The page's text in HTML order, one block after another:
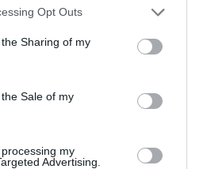
app uses one or more Google
usage behaviour. You may click to
Google and its third-party tags to
purposes in below Google
Opt Outs
Sharing of my
Sale of my
my
Advertising.
Στρατού
– Δείτε βίντεο